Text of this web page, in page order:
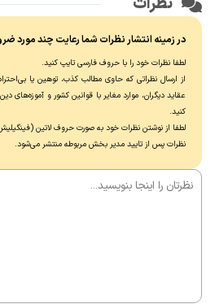
در زمینه انتشار نظرات شما رعایت چند مورد
لطفا نظرات خود را با حروف فارسی تایپ کنید.
از ارسال نظراتی که حاوی مطالب کذب، توهین یا
عقاید دیگران، موارد مغایر با قوانین کشور و آموزه‌های
کنید.
لطفا از نوشتن نظرات خود به صورت حروف لاتین
نظرات پس از تایید مدیر بخش مربوطه منتشر می‌شود.